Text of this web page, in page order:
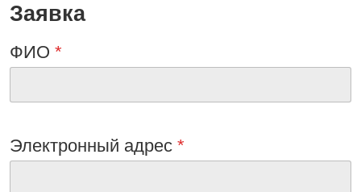
Заявка
ФИО *
Электронный адрес *